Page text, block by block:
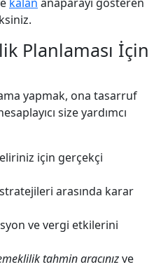
Planlaması İçin
yapmak, ona tasarruf
size yardımcı
için gerçekçi
arasında karar
ve vergi etkilerini
tahmin aracınızve